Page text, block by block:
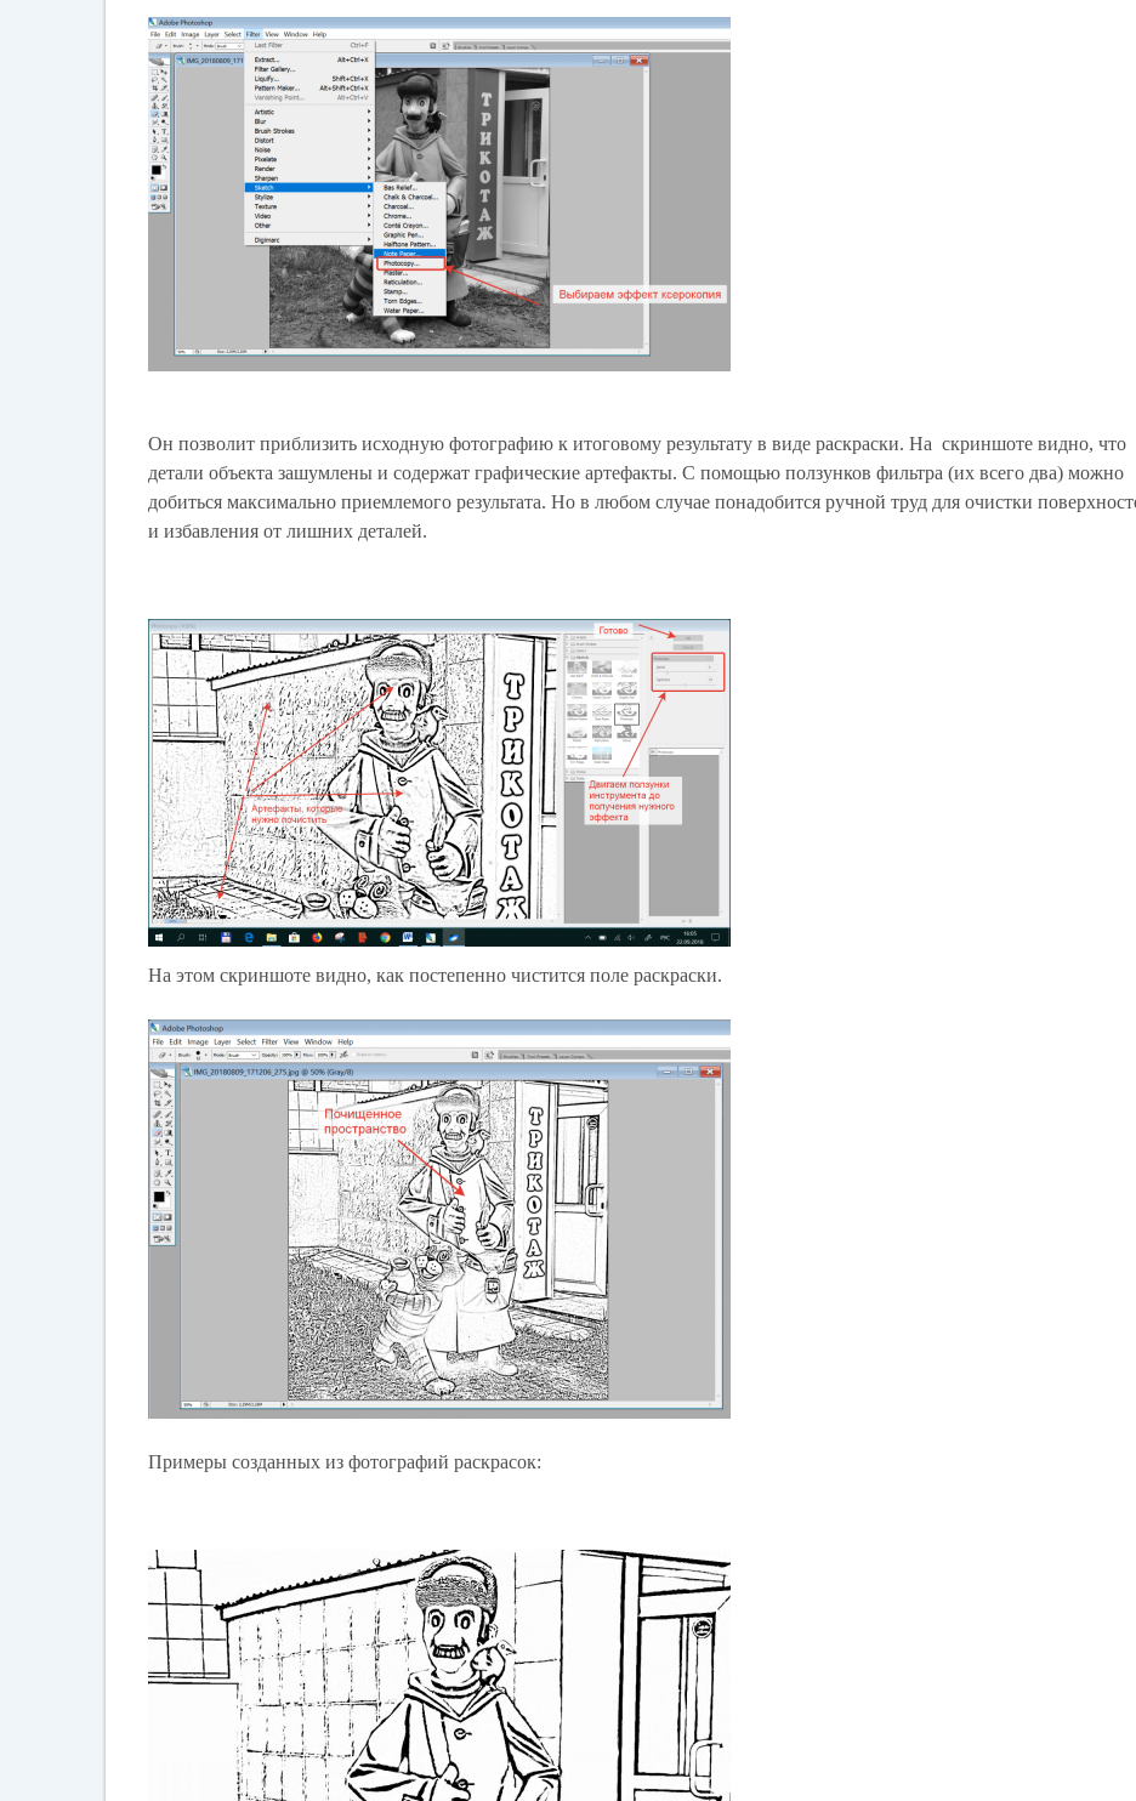
Он позволит приблизить исходную фотографию к итоговому результату в виде раскраски. На скриншоте видно, что
детали объекта зашумлены и содержат графические артефакты. С помощью ползунков фильтра (их всего два) можно
добиться максимально приемлемого результата. Но в любом случае понадобится ручной труд для очистки
и избавления от лишних деталей.
На этом скриншоте видно, как постепенно чистится поле раскраски.
Примеры созданных из фотографий раскрасок: